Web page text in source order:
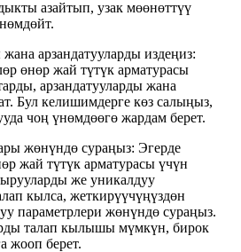
азайтып, узак мөөнөттүү
арзандатууларды издеңиз:
өнөр жай түтүк арматурасы
арзандатууларды жана
Бул келишимдерге көз салыңыз,
чоң үнөмдөөгө жардам берет.
жөнүндө сураңыз: Эгерде
жай түтүк арматурасы үчүн
же уникалдуу
кылса, жеткирүүчүңүздөн
параметрлери жөнүндө сураңыз.
талап кылышы мүмкүн, бирок
жооп берет.